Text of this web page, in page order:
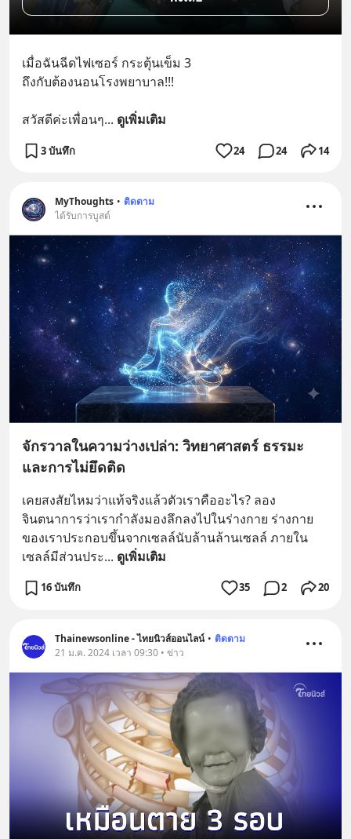
เมื่อฉันฉีดไฟเซอร์ กระตุ้นเข็ม 3
ถึงกับต้องนอนโรงพยาบาล!!!
สวัสดีค่ะเพื่อนๆ... ดูเพิ่มเติม
3 บันทึก 24 24 14
MyThoughts • ติดตาม
ได้รับการบูสต์
จักรวาลในความว่างเปล่า: วิทยาศาสตร์ ธรรมะ
และการไม่ยึดติด
เคยสงสัยไหมว่าแท้จริงแล้วตัวเราคืออะไร? ลอง
จินตนาการว่าเรากำลังมองลึกลงไปในร่างกาย ร่างกาย
ของเราประกอบขึ้นจากเซลล์นับล้านล้านเซลล์ ภายใน
เซลล์มีส่วนประ... ดูเพิ่มเติม
16 บันทึก 35 2 20
Thainewsonline - ไทยนิวส์ออนไลน์ • ติดตาม
21 ม.ค. 2024 เวลา 09:30 • ข่าว